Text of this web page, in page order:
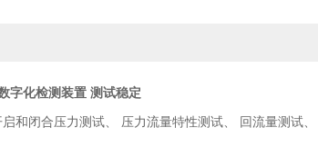
字化检测装置 测试稳定
启和闭合压力测试、 压力流量特性测试、 回流量测试